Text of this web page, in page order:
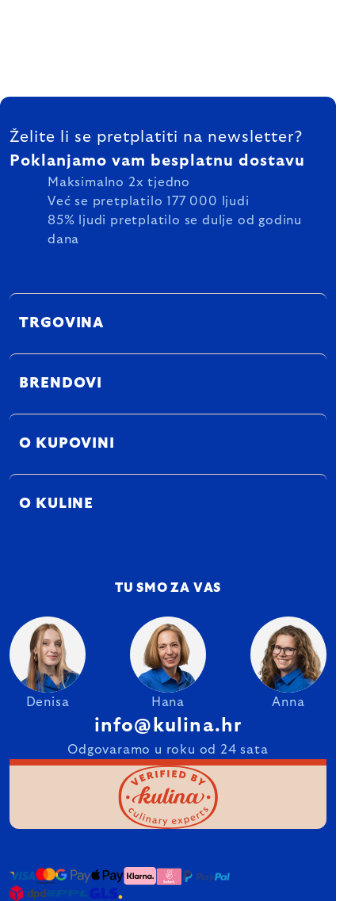
FOOTER
Želite li se pretplatiti na newsletter?
Poklanjamo vam besplatnu dostavu
Maksimalno 2x tjedno
Već se pretplatilo 177 000 ljudi
85% ljudi pretplatilo se dulje od godinu
dana
TRGOVINA
BRENDOVI
O KUPOVINI
O KULINE
TU SMO ZA VAS
Denisa Hana Anna
info@kulina.hr
Odgovaramo u roku od 24 sata